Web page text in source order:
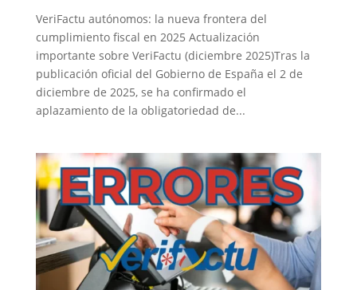
VeriFactu autónomos: la nueva frontera del
cumplimiento fiscal en 2025 Actualización
importante sobre VeriFactu (diciembre 2025)Tras la
publicación oficial del Gobierno de España el 2 de
diciembre de 2025, se ha confirmado el
aplazamiento de la obligatoriedad de...